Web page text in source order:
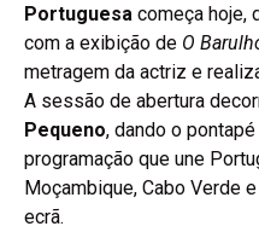
Portuguesa começa hoje,
com a exibição de O
metragem da actriz e
A sessão de abertura
Pequeno, dando o
programação que une
Moçambique, Cabo Verde
ecrã.